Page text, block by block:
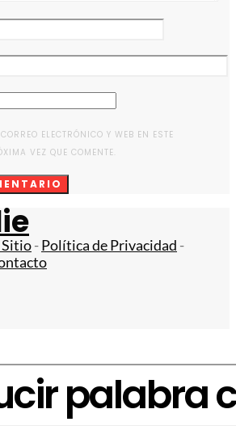
ELECTRÓNICO Y WEB EN ESTE
VEZ QUE COMENTE.
Sitio-Política de Privacidad -